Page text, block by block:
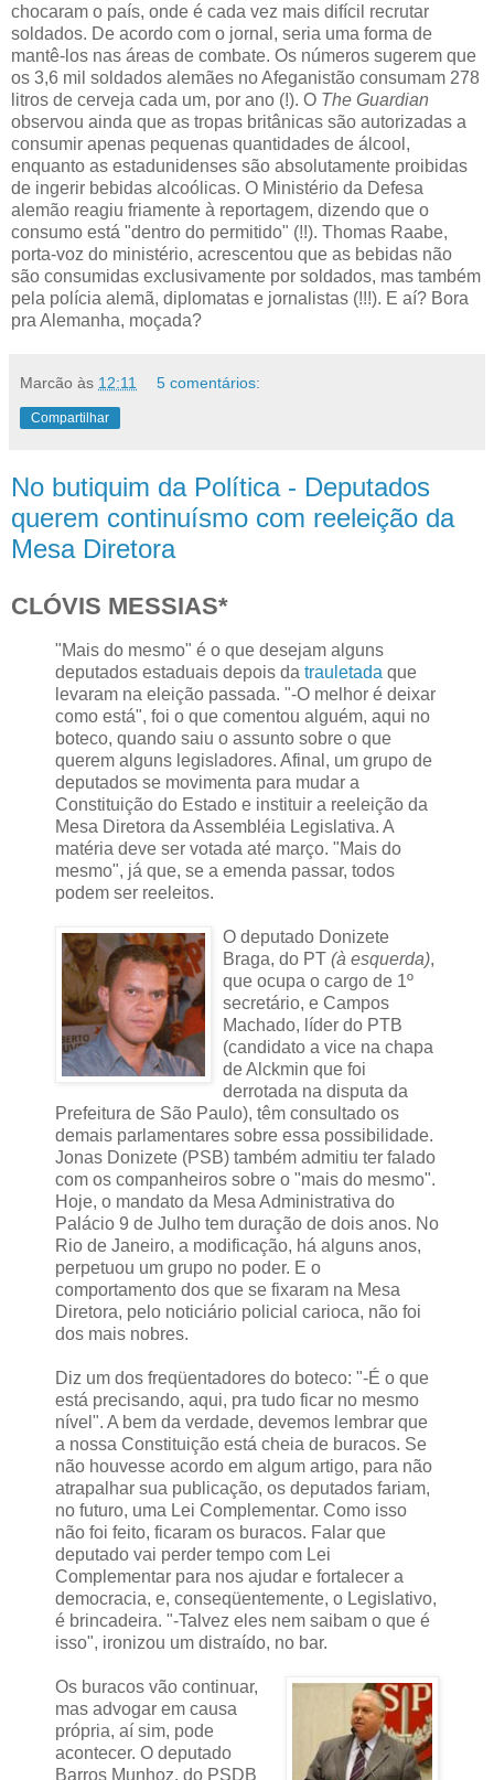
chocaram o país, onde é cada vez mais difícil recrutar
soldados. De acordo com o jornal, seria uma forma de
mantê-los nas áreas de combate. Os números sugerem que
os 3,6 mil soldados alemães no Afeganistão consumam 278
litros de cerveja cada um, por ano (!). O The Guardian
observou ainda que as tropas britânicas são autorizadas a
consumir apenas pequenas quantidades de álcool,
enquanto as estadunidenses são absolutamente proibidas
de ingerir bebidas alcoólicas. O Ministério da Defesa
alemão reagiu friamente à reportagem, dizendo que o
consumo está "dentro do permitido" (!!). Thomas Raabe,
porta-voz do ministério, acrescentou que as bebidas não
são consumidas exclusivamente por soldados, mas também
pela polícia alemã, diplomatas e jornalistas (!!!). E aí? Bora
pra Alemanha, moçada?
Marcão às 12:11 5 comentários:
Compartilhar
No butiquim da Política - Deputados
querem continuísmo com reeleição da
Mesa Diretora
CLÓVIS MESSIAS*
"Mais do mesmo" é o que desejam alguns
deputados estaduais depois da trauletada que
levaram na eleição passada. "-O melhor é deixar
como está", foi o que comentou alguém, aqui no
boteco, quando saiu o assunto sobre o que
querem alguns legisladores. Afinal, um grupo de
deputados se movimenta para mudar a
Constituição do Estado e instituir a reeleição da
Mesa Diretora da Assembléia Legislativa. A
matéria deve ser votada até março. "Mais do
mesmo", já que, se a emenda passar, todos
podem ser reeleitos.
O deputado Donizete
Braga, do PT (à esquerda),
que ocupa o cargo de 1º
secretário, e Campos
Machado, líder do PTB
(candidato a vice na chapa
de Alckmin que foi
derrotada na disputa da
Prefeitura de São Paulo), têm consultado os
demais parlamentares sobre essa possibilidade.
Jonas Donizete (PSB) também admitiu ter falado
com os companheiros sobre o "mais do mesmo".
Hoje, o mandato da Mesa Administrativa do
Palácio 9 de Julho tem duração de dois anos. No
Rio de Janeiro, a modificação, há alguns anos,
perpetuou um grupo no poder. E o
comportamento dos que se fixaram na Mesa
Diretora, pelo noticiário policial carioca, não foi
dos mais nobres.
Diz um dos freqüentadores do boteco: "-É o que
está precisando, aqui, pra tudo ficar no mesmo
nível". A bem da verdade, devemos lembrar que
a nossa Constituição está cheia de buracos. Se
não houvesse acordo em algum artigo, para não
atrapalhar sua publicação, os deputados fariam,
no futuro, uma Lei Complementar. Como isso
não foi feito, ficaram os buracos. Falar que
deputado vai perder tempo com Lei
Complementar para nos ajudar e fortalecer a
democracia, e, conseqüentemente, o Legislativo,
é brincadeira. "-Talvez eles nem saibam o que é
isso", ironizou um distraído, no bar.
Os buracos vão continuar,
mas advogar em causa
própria, aí sim, pode
acontecer. O deputado
Barros Munhoz, do PSDB